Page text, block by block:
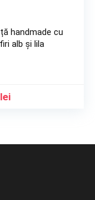
handmade cu
alb și lila
lei